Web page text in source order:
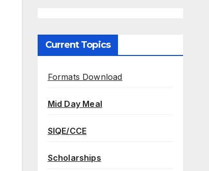
Current Topics
Formats Download
Mid Day Meal
SIQE/CCE
Scholarships